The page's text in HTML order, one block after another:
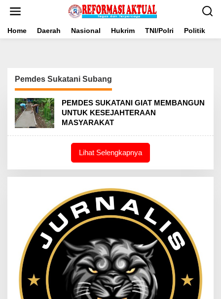
Home Daerah Nasional Hukrim TNI/Polri Politik
Pemdes Sukatani Subang
PEMDES SUKATANI GIAT MEMBANGUN
UNTUK KESEJAHTERAAN
MASYARAKAT
Lihat Selengkapnya